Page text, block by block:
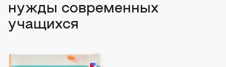
нужды современных
учащихся